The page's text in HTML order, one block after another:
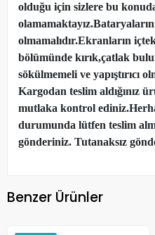
olduğu için sizlere bu
olmamalıdır.Ekranların
bölümünde kırık,çatlak
sökülmemeli ve yapıştırıcı
Kargodan teslim aldığınız
mutlaka kontrol
durumunda lütfen teslim
gönderiniz. Tutanaksız
Benzer Ürünler